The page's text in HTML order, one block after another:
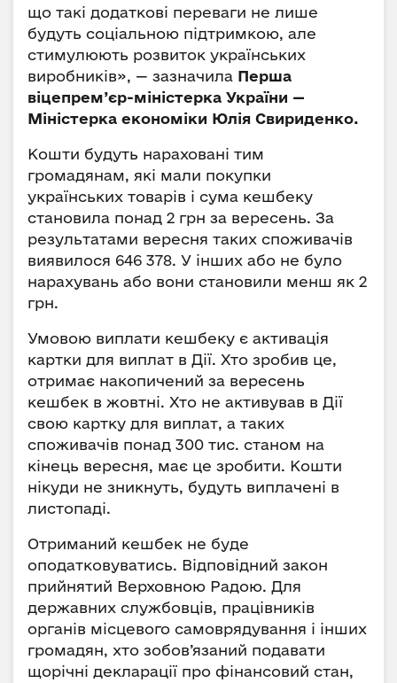
що такі додаткові переваги не лише
будуть соціальною підтримкою, але
стимулюють розвиток українських
виробників», — зазначила Перша
віцепрем’єр-міністерка України —
Міністерка економіки Юлія Свириденко.
Кошти будуть нараховані тим
громадянам, які мали покупки
українських товарів і сума кешбеку
становила понад 2 грн за вересень. За
результатами вересня таких споживачів
виявилося 646 378. У інших або не було
нарахувань або вони становили менш як 2
грн.
Умовою виплати кешбеку є активація
картки для виплат в Дії. Хто зробив це,
отримає накопичений за вересень
кешбек в жовтні. Хто не активував в Дії
свою картку для виплат, а таких
споживачів понад 300 тис. станом на
кінець вересня, має це зробити. Кошти
нікуди не зникнуть, будуть виплачені в
листопаді.
Отриманий кешбек не буде
оподатковуватись. Відповідний закон
прийнятий Верховною Радою. Для
державних службовців, працівників
органів місцевого самоврядування і інших
громадян, хто зобов’язаний подавати
щорічні декларації про фінансовий стан,